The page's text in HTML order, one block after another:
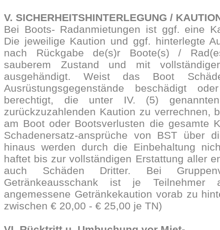
V. SICHERHEITSHINTERLEGUNG /
Bei Boots- Radanmietungen ist ggf. eine
Die jeweilige Kaution und ggf. hinterlegte
nach Rückgabe de(s)r Boote(s) /
sauberem Zustand und mit
ausgehändigt. Weist das Boot
Ausrüstungsgegenstände beschädigt
berechtigt, die unter IV. (5)
zurückzuzahlenden Kaution zu verrechnen,
am Boot oder Bootsverlusten die gesamte
Schadenersatz-ansprüche von BST über
hinaus werden durch die Einbehaltung
haftet bis zur vollständigen Erstattung aller
auch Schäden Dritter. Bei
Getränkeausschank ist je Teilnehmer
angemessene Getränkekaution vorab zu
zwischen € 20,00 - € 25,00 je TN)